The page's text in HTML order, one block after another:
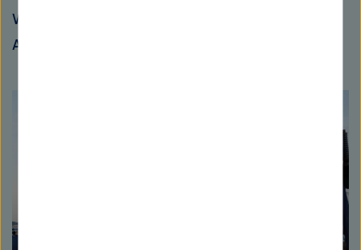
Wissenschaftler geworden, die nach
Alternativen suchen.